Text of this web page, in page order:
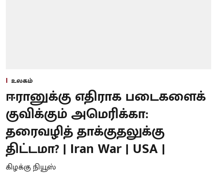
உலகம்
ஈரானுக்கு எதிராக படைகளைக்
குவிக்கும் அமெரிக்கா:
தரைவழித் தாக்குதலுக்கு
திட்டமா? | Iran War | USA |
கிழக்கு நியூஸ்